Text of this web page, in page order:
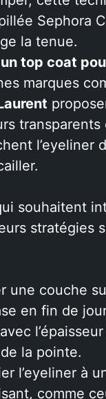
Sephora
la tenue.
top coat
marques
transparents
l’eyeliner
souhaitent
stratégies
une couche
en fin de
la pointe.
l’eyeliner à
comme